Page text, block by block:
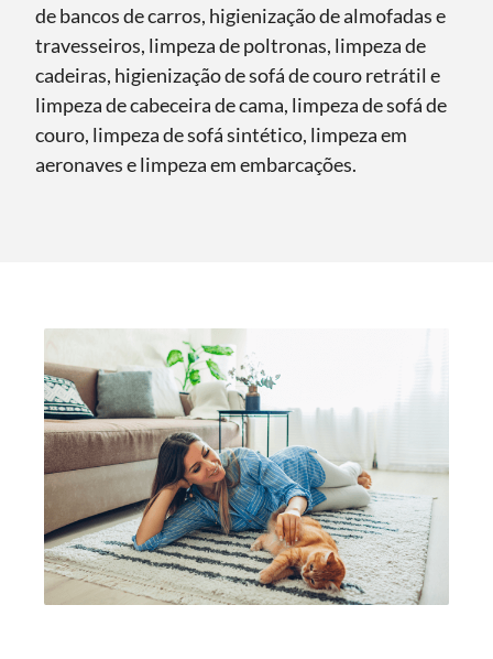
de bancos de carros, higienização de almofadas e
travesseiros, limpeza de poltronas, limpeza de
cadeiras, higienização de sofá de couro retrátil e
limpeza de cabeceira de cama, limpeza de sofá de
couro, limpeza de sofá sintético, limpeza em
aeronaves e limpeza em embarcações.